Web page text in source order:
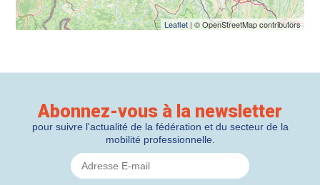
Leaflet| © OpenStreetMap contributors
Abonnez-vous à la newsletter
pour suivre l'actualité de la fédération et du secteur de la
mobilité professionnelle.